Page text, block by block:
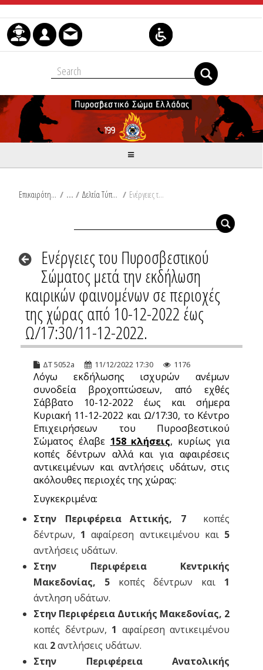
Μετάβαση στο περιεχόμενο
Επικαιρότητα / Δελτία Τύπου / Ενέργειες του Πυροσβεστικού Σώματος μετά την εκδήλωση καιρικών φαινομένων σε περιοχές της χώρας από 10-12-2022 έως Ω/17:30/11-12-2022.
Ενέργειες του Πυροσβεστικού
Σώματος μετά την εκδήλωση
καιρικών φαινομένων σε περιοχές
της χώρας από 10-12-2022 έως
Ω/17:30/11-12-2022.
ΔΤ 5052a 11/12/2022 17:30 1176
Λόγω εκδήλωσης ισχυρών ανέμων
συνοδεία βροχοπτώσεων, από εχθές
Σάββατο 10-12-2022 έως και σήμερα
Κυριακή 11-12-2022 και Ω/17:30, το Κέντρο
Επιχειρήσεων του Πυροσβεστικού
Σώματος έλαβε 158 κλήσεις, κυρίως για
κοπές δέντρων αλλά και για αφαιρέσεις
αντικειμένων και αντλήσεις υδάτων, στις
ακόλουθες περιοχές της χώρας:
Συγκεκριμένα:
Στην Περιφέρεια Αττικής,
7κοπές
δέντρων, 1 αφαίρεση αντικειμένου και 5
αντλήσεις υδάτων.
Στην Περιφέρεια Κεντρικής
Μακεδονίας, 5κοπές δέντρων και 1
άντληση υδάτων.
Στην Περιφέρεια Δυτικής Μακεδονίας, 2
κοπές δέντρων, 1 αφαίρεση αντικειμένου
και 2αντλήσεις υδάτων.
Στην Περιφέρεια Ανατολικής